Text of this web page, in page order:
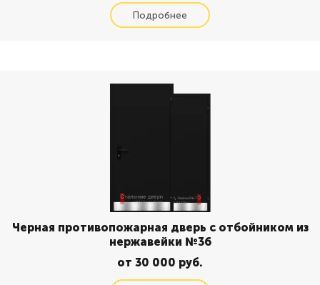
Черная противопожарная дверь с отбойником из
нержавейки №36
от 30 000 руб.